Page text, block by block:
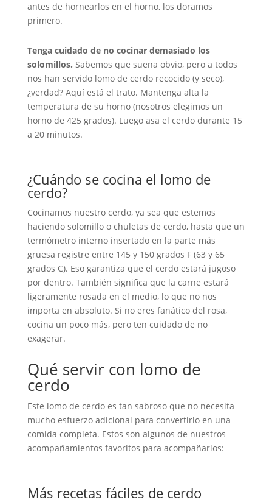
antes de hornearlos en el horno, los doramos
primero.
Tenga cuidado de no cocinar demasiado los
solomillos. Sabemos que suena obvio, pero a todos
nos han servido lomo de cerdo recocido (y seco),
¿verdad? Aquí está el trato. Mantenga alta la
temperatura de su horno (nosotros elegimos un
horno de 425 grados). Luego asa el cerdo durante 15
a 20 minutos.
¿Cuándo se cocina el lomo de
cerdo?
Cocinamos nuestro cerdo, ya sea que estemos
haciendo solomillo o chuletas de cerdo, hasta que un
termómetro interno insertado en la parte más
gruesa registre entre 145 y 150 grados F (63 y 65
grados C). Eso garantiza que el cerdo estará jugoso
por dentro. También significa que la carne estará
ligeramente rosada en el medio, lo que no nos
importa en absoluto. Si no eres fanático del rosa,
cocina un poco más, pero ten cuidado de no
exagerar.
Qué servir con lomo de
cerdo
Este lomo de cerdo es tan sabroso que no necesita
mucho esfuerzo adicional para convertirlo en una
comida completa. Estos son algunos de nuestros
acompañamientos favoritos para acompañarlos:
Más recetas fáciles de cerdo